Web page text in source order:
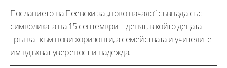
Посланието на Пеевски за „ново начало“ съвпада със
символиката на 15 септември – денят, в който децата
тръгват към нови хоризонти, а семействата и учителите
им вдъхват увереност и надежда.